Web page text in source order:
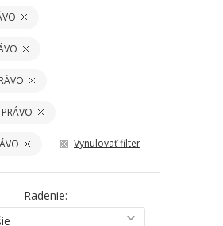
Vynulovať filter
Radenie: